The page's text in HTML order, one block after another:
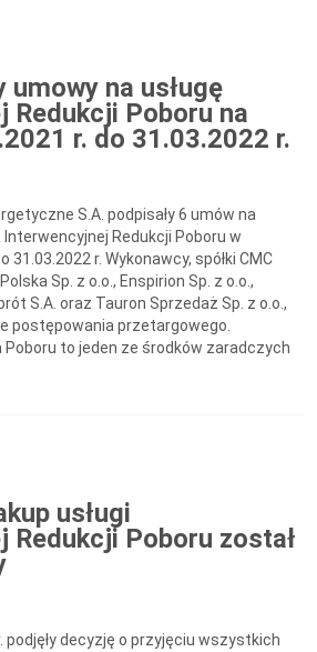
umowy na usługę
Redukcji Poboru na
r. do 31.03.2022 r.
S.A. podpisały 6 umów na
Interwencyjnej Redukcji Poboru w
31.03.2022 r. Wykonawcy, spółki CMC
Sp. z o.o., Enspirion Sp. z o.o.,
S.A. oraz Tauron Sprzedaż Sp. z o.o.,
postępowania przetargowego.
Poboru to jeden ze środków zaradczych
usługi
Redukcji Poboru został
podjęły decyzję o przyjęciu wszystkich